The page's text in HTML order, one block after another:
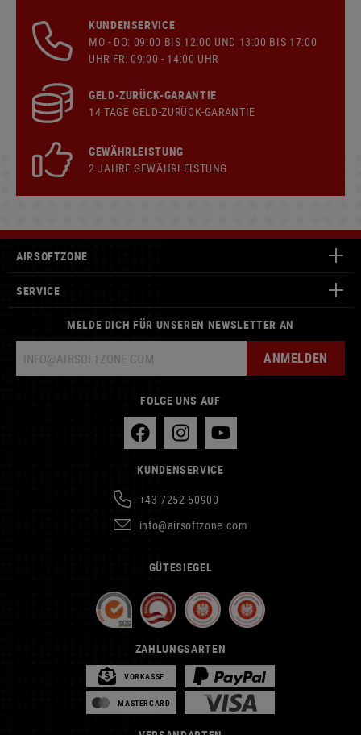
KUNDENSERVICE
MO - DO: 09:00 BIS 12:00 UND 13:00 BIS 17:00
UHR FR: 09:00 - 14:00 UHR
GELD-ZURÜCK-GARANTIE
14 TAGE GELD-ZURÜCK-GARANTIE
GEWÄHRLEISTUNG
2 JAHRE GEWÄHRLEISTUNG
AIRSOFTZONE
SERVICE
MELDE DICH FÜR UNSEREN NEWSLETTER AN
ANMELDEN
FOLGE UNS AUF
KUNDENSERVICE
+43 7252 50900
info@airsoftzone.com
GÜTESIEGEL
ZAHLUNGSARTEN
VORKASSE
MASTERCARD